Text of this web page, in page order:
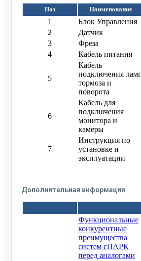
Поз Наименование
1 Блок Управления
2
Датчик
3
Фреза
4
Кабель питания
5
Кабель
подключения
тормоза и
поворота
6
Кабель для
подключения
монитора и
камеры
7
Инструкция по
установке и
эксплуатации
Дополнительная информация
Функциональные
конкурентные
преимущества
систем сПАРК
перед аналогами